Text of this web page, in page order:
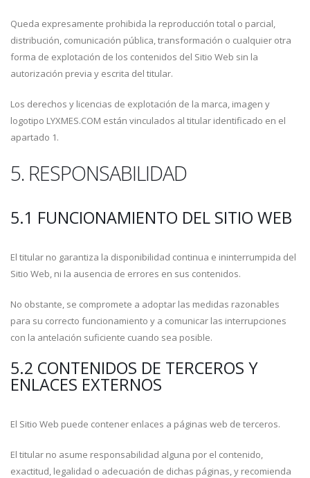
Queda expresamente prohibida la reproducción total o parcial,
distribución, comunicación pública, transformación o cualquier otra
forma de explotación de los contenidos del Sitio Web sin la
autorización previa y escrita del titular.
Los derechos y licencias de explotación de la marca, imagen y
logotipo LYXMES.COM están vinculados al titular identificado en el
apartado 1.
5. RESPONSABILIDAD
5.1 FUNCIONAMIENTO DEL SITIO WEB
El titular no garantiza la disponibilidad continua e ininterrumpida del
Sitio Web, ni la ausencia de errores en sus contenidos.
No obstante, se compromete a adoptar las medidas razonables
para su correcto funcionamiento y a comunicar las interrupciones
con la antelación suficiente cuando sea posible.
5.2 CONTENIDOS DE TERCEROS Y
ENLACES EXTERNOS
El Sitio Web puede contener enlaces a páginas web de terceros.
El titular no asume responsabilidad alguna por el contenido,
exactitud, legalidad o adecuación de dichas páginas, y recomienda